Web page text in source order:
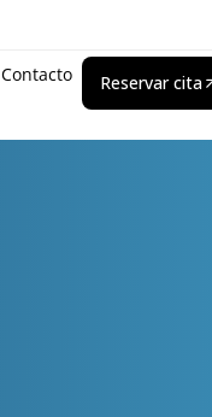
Contacto Reservar cita